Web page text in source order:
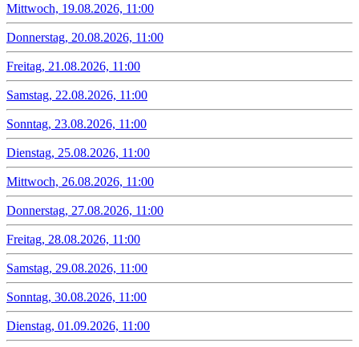
Mittwoch, 19.08.2026, 11:00
Donnerstag, 20.08.2026, 11:00
Freitag, 21.08.2026, 11:00
Samstag, 22.08.2026, 11:00
Sonntag, 23.08.2026, 11:00
Dienstag, 25.08.2026, 11:00
Mittwoch, 26.08.2026, 11:00
Donnerstag, 27.08.2026, 11:00
Freitag, 28.08.2026, 11:00
Samstag, 29.08.2026, 11:00
Sonntag, 30.08.2026, 11:00
Dienstag, 01.09.2026, 11:00